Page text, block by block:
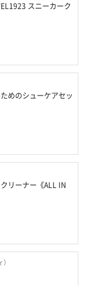
スニーカーク
めのシューケアセッ
リーナー《ALL IN